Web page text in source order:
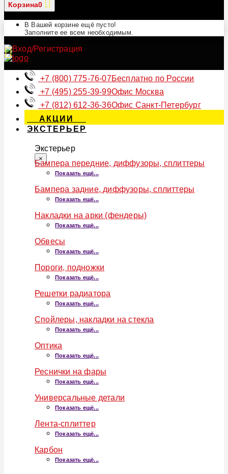
Корзина0
В Вашей корзине ещё пусто!
Заполните ее всем необходимым.
+7 (800) 775-76-07Бесплатно по России
+7 (495) 255-39-99Офис Москва
+7 (812) 612-36-36Офис Санкт-Петербург
АКЦИИ
ЭКСТЕРЬЕР
Экстерьер
×
Бампера передние, диффузоры, сплиттеры
Показать ещё...
Бампера задние, диффузоры, сплиттеры
Показать ещё...
Накладки на арки (фендеры)
Показать ещё...
Обвесы
Показать ещё...
Пороги, подножки
Показать ещё...
Решетки радиатора
Показать ещё...
Спойлеры, накладки на стекла
Показать ещё...
Оптика
Показать ещё...
Реснички на фары
Показать ещё...
Универсальные детали
Показать ещё...
Лента-сплиттер
Показать ещё...
Карбон
Показать ещё...